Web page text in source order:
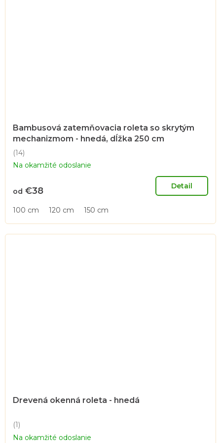
Bambusová zatemňovacia roleta so skrytým
mechanizmom - hnedá, dĺžka 250 cm
Priemerné
hodnotenie
4,5
5
hviezdičiek.
(14)
Na okamžité odoslanie
od €38 Detail
100 cm 120 cm 150 cm
Drevená okenná roleta - hnedá
Priemerné
hodnotenie
(1)
Na okamžité odoslanie